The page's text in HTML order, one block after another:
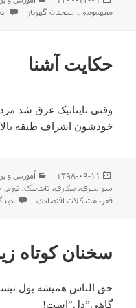
شده
مفهمومی، سخنان گهربار
حکایت آشنا
وقتی تایتانیک غرق شد
خودشون اشراف طبقه
ارسال
شده
در
۱۳۹۸-۰۹-۱۱ دسته‌ها
آموزش و
سراسری،بیکاری،تایتانیک،تورم،
فقر ،مشکلات اقتصادی
سخنان کوتاه
حق الناس همیشه پول
گاهی”دل”است!